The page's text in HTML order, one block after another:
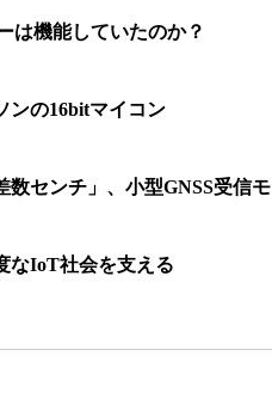
は機能していたのか？
ンの16bitマイコン
数センチ」、小型GNSS受信
なIoT社会を支える